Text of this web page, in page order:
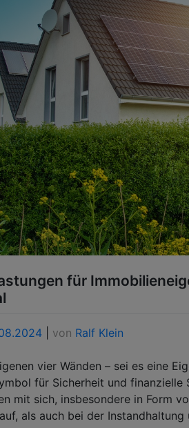
für
von Ralf Klein
vier Wänden – sei es eine
für Sicherheit und
mit sich, insbesondere in Form
als auch bei der